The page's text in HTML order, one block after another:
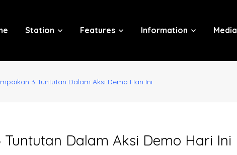
Station Features Information Media
3 Tuntutan Dalam Aksi Demo Hari Ini
Dalam Aksi Demo Hari Ini